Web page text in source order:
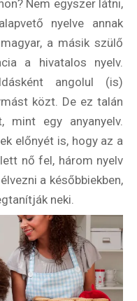
Nem egyszer látni,
nyelve annak
a másik szülő
a hivatalos nyelv.
angolul (is)
közt. De ez talán
mint egy anyanyelv.
előnyét is, hogy az a
nő fel, három nyelv
a későbbiekben,
neki.